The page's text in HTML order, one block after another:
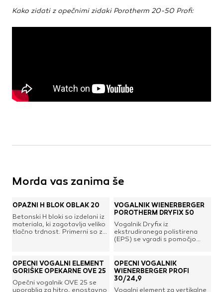
Ostale plošče za suho gradnjo
Kako zidati z opečnimi zidaki Porotherm 20-50 Profi:
Morda vas zanima še
OPAŽNI H BLOK OBLAK 20
Betonski H bloki so izdelani iz
materiala, ki zagotavlja veliko
tlačno trdnost. Primerni so za
jih lahko zidamo na »fugo«. Ta
način je primeren predvsem za
industrijskih objetov, saj
VOGALNIK WIENERBERGER
POROTHERM DRYFIX 50
Vogalnik Dryfix iz
ekstrudiranega polistirena
(EPS) se vgradi s pomočjo
in horizontalne stične
površine med zidaki.Dimenzije:
625 x 500 x 249 mmDebelina
zidu: 50 cmMasa: 1,4
OPEČNI VOGALNI ELEMENT
GORIŠKE OPEKARNE OVE 25
Opečni vogalnik OVE 25 se
uporablja za hitro, enostavno
OPEČNI VOGALNIK
WIENERBERGER PROFI
30/24,9
Vogalni element za vertikalne